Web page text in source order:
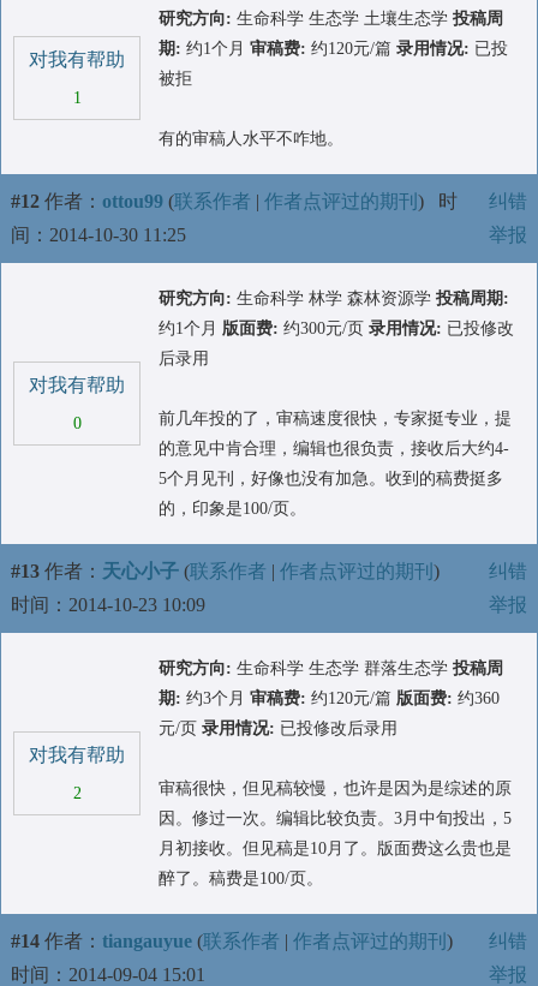
对我有帮助
1
研究方向: 生命科学 生态学 土壤生态学 投稿周
期: 约1个月 审稿费: 约120元/篇 录用情况: 已投
被拒
有的审稿人水平不咋地。
#12 作者： ottou99 (联系作者 | 作者点评过的期刊 ) 时
间：2014-10-30 11:25
纠错
举报
对我有帮助
0
研究方向: 生命科学 林学 森林资源学 投稿周期:
约1个月 版面费: 约300元/页 录用情况: 已投修改
后录用
前几年投的了，审稿速度很快，专家挺专业，提
的意见中肯合理，编辑也很负责，接收后大约4-
5个月见刊，好像也没有加急。收到的稿费挺多
的，印象是100/页。
#13 作者： 天心小子 (联系作者 | 作者点评过的期刊 )
时间：2014-10-23 10:09
纠错
举报
对我有帮助
2
研究方向: 生命科学 生态学 群落生态学 投稿周
期: 约3个月 审稿费: 约120元/篇 版面费: 约360
元/页 录用情况: 已投修改后录用
审稿很快，但见稿较慢，也许是因为是综述的原
因。修过一次。编辑比较负责。3月中旬投出，5
月初接收。但见稿是10月了。版面费这么贵也是
醉了。稿费是100/页。
#14 作者： tiangauyue (联系作者 | 作者点评过的期刊 )
时间：2014-09-04 15:01
纠错
举报